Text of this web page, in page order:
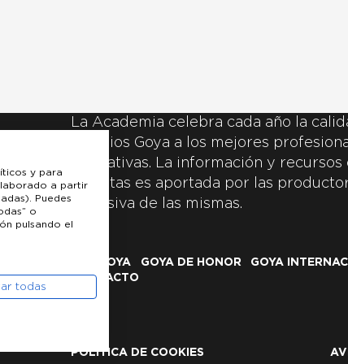
La Academia celebra cada año la
Premios Goya a los mejores
y creativas. La información y
inscritas es aportada por las
exclusiva de las mismas.
LOS GOYA GOYA DE HONOR GOYA
CONTACTO
POLÍTICA DE COOKIES
y para
a partir
Puedes
o
pulsando el
todas